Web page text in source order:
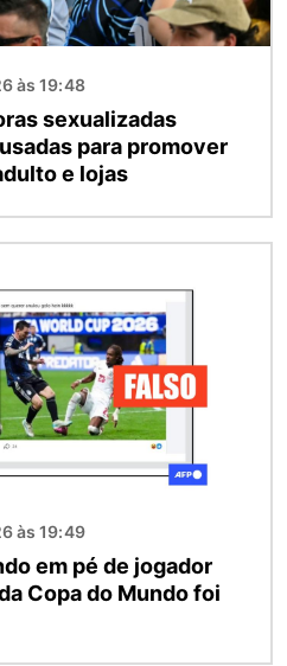
às 19:48
sexualizadas
para promover
e lojas
às 19:49
em pé de jogador
Copa do Mundo foi